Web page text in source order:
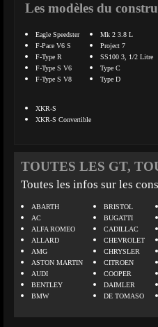
Les modèles du
Eagle Speedster
F-Pace V6 S
F-Type R
F-Type S V6
F-Type S V8
Mk 2 3.8 L
Project 7
SS100 3, 1/2 Litre
Type C
Type D
XKR-S
XKR-S Convertible
TOUTES LES GT,
Toutes les infos sur les
ABARTH
AC
ALFA ROMEO
ALLARD
AMG
ASTON MARTIN
AUDI
BENTLEY
BMW
BRISTOL
BUGATTI
CADILLAC
CHEVROLET
CHRYSLER
CITROEN
COOPER
DAIMLER
DE TOMASO